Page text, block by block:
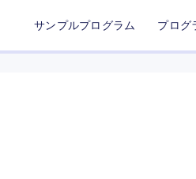
サンプルプログラム プログ